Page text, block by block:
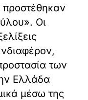
προστέθηκαν
Οι
των
Ελλάδα
μέσω της